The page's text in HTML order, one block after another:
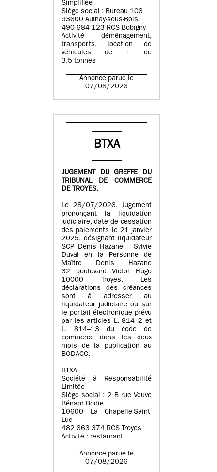
Simplifiée
Siège social : Bureau 106
93600 Aulnay-sous-Bois
490 684 123 RCS Bobigny
Activité : déménagement,
transports, location de
véhicules de + de
3.5 tonnes
Annonce parue le
07/08/2026
BTXA
JUGEMENT DU GREFFE DU
TRIBUNAL DE COMMERCE
DE TROYES.
Le 28/07/2026. Jugement
prononçant la liquidation
judiciaire, date de cessation
des paiements le 21 janvier
2025, désignant liquidateur
SCP Denis Hazane – Sylvie
Duval en la Personne de
Maître Denis Hazane
32 boulevard Victor Hugo
10000 Troyes. Les
déclarations des créances
sont à adresser au
liquidateur judiciaire ou sur
le portail électronique prévu
par les articles L. 814–2 et
L. 814–13 du code de
commerce dans les deux
mois de la publication au
BODACC.
BTXA
Société à Responsabilité
Limitée
Siège social : 2 B rue Veuve
Bénard Bodie
10600 La Chapelle-Saint-
Luc
482 663 374 RCS Troyes
Activité : restaurant
Annonce parue le
07/08/2026